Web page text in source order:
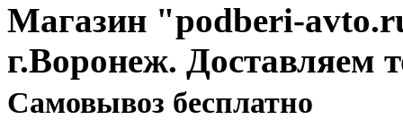
Магазин "podberi-
г.Воронеж. Доставляем
Cамовывоз бесплатно